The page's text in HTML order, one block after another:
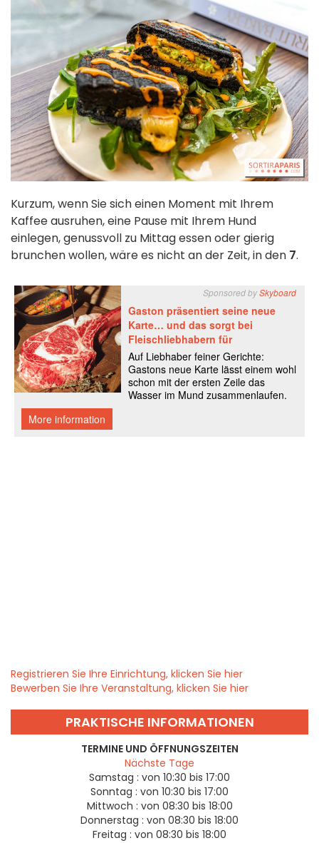
Kurzum, wenn Sie sich einen Moment mit Ihrem
Kaffee ausruhen, eine Pause mit Ihrem Hund
einlegen, genussvoll zu Mittag essen oder gierig
brunchen wollen, wäre es nicht an der Zeit, in den 7.
Registrieren Sie Ihre Einrichtung, klicken Sie hier
Bewerben Sie Ihre Veranstaltung, klicken Sie hier
PRAKTISCHE INFORMATIONEN
TERMINE UND ÖFFNUNGSZEITEN
Nächste Tage
Samstag : von 10:30 bis 17:00
Sonntag : von 10:30 bis 17:00
Mittwoch : von 08:30 bis 18:00
Donnerstag : von 08:30 bis 18:00
Freitag : von 08:30 bis 18:00